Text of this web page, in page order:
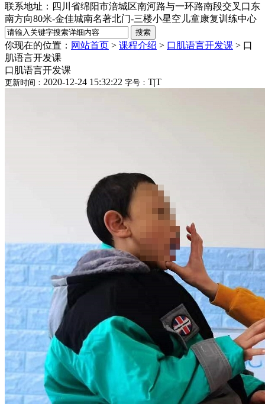
联系地址：四川省绵阳市涪城区南河路与一环路南段交叉口东
南方向80米-金佳城南名著北门-三楼小星空儿童康复训练中心
你现在的位置： 网站首页 > 课程介绍 > 口肌语言开发课 > 口
肌语言开发课
口肌语言开发课
更新时间： 2020-12-24 15:32:22 字号： T|T